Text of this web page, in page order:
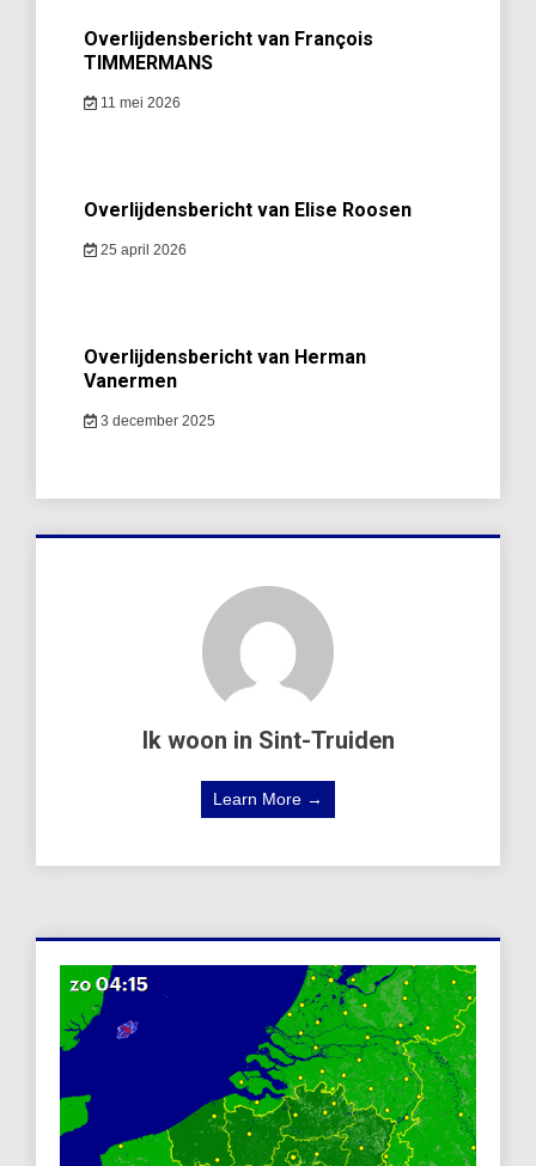
Overlijdensbericht van François
TIMMERMANS
11 mei 2026
Overlijdensbericht van Elise Roosen
25 april 2026
Overlijdensbericht van Herman
Vanermen
3 december 2025
Ik woon in Sint-Truiden
Learn More →